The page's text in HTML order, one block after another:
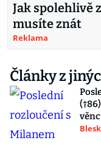
Jak spolehlivě
musíte znát
Reklama
Články z